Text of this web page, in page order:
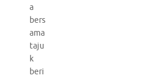
a
bers
ama
taju
k
beri